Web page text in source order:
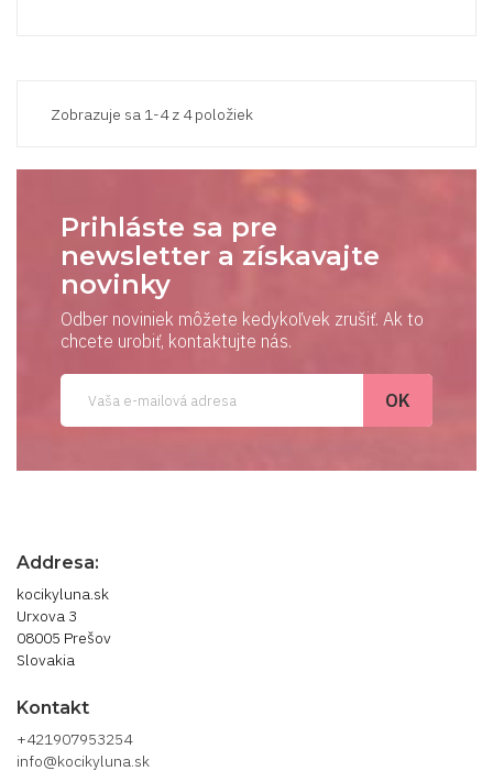
Zobrazuje sa 1-4 z 4 položiek
Prihláste sa pre
newsletter a získavajte
novinky
Odber noviniek môžete kedykoľvek zrušiť. Ak to
chcete urobiť, kontaktujte nás.
Addresa:
kocikyluna.sk
Urxova 3
08005 Prešov
Slovakia
Kontakt
+421907953254
info@kocikyluna.sk